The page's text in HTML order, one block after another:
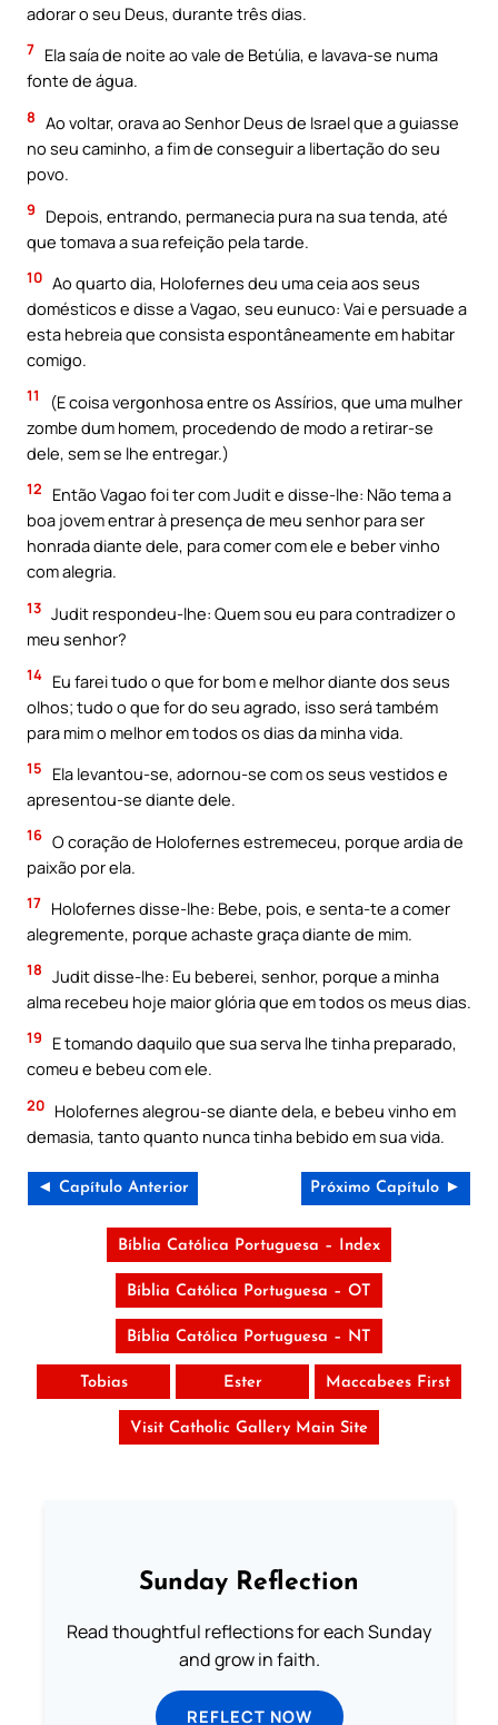
adorar o seu Deus, durante três dias.
7 Ela saía de noite ao vale de Betúlia, e lavava-se numa
fonte de água.
8 Ao voltar, orava ao Senhor Deus de Israel que a guiasse
no seu caminho, a fim de conseguir a libertação do seu
povo.
9
Depois, entrando, permanecia pura na sua tenda, até
que tomava a sua refeição pela tarde.
10 Ao quarto dia, Holofernes deu uma ceia aos seus
domésticos e disse a Vagao, seu eunuco: Vai e persuade a
esta hebreia que consista espontâneamente em habitar
comigo.
11
(E coisa vergonhosa entre os Assírios, que uma mulher
zombe dum homem, procedendo de modo a retirar-se
dele, sem se lhe entregar.)
12
Então Vagao foi ter com Judit e disse-lhe: Não tema a
boa jovem entrar à presença de meu senhor para ser
honrada diante dele, para comer com ele e beber vinho
com alegria.
13 Judit respondeu-lhe: Quem sou eu para contradizer o
meu senhor?
14 Eu farei tudo o que for bom e melhor diante dos seus
olhos; tudo o que for do seu agrado, isso será também
para mim o melhor em todos os dias da minha vida.
15
Ela levantou-se, adornou-se com os seus vestidos e
apresentou-se diante dele.
16 O coração de Holofernes estremeceu, porque ardia de
paixão por ela.
17 Holofernes disse-lhe: Bebe, pois, e senta-te a comer
alegremente, porque achaste graça diante de mim.
18 Judit disse-lhe: Eu beberei, senhor, porque a minha
alma recebeu hoje maior glória que em todos os meus dias.
19
E tomando daquilo que sua serva lhe tinha preparado,
comeu e bebeu com ele.
20 Holofernes alegrou-se diante dela, e bebeu vinho em
demasia, tanto quanto nunca tinha bebido em sua vida.
◄ Capítulo Anterior Próximo Capítulo ►
Bíblia Católica Portuguesa – Index
Bíblia Católica Portuguesa – OT
Bíblia Católica Portuguesa – NT
Tobias Ester Maccabees First
Visit Catholic Gallery Main Site
Sunday Reflection
Read thoughtful reflections for each Sunday
and grow in faith.
REFLECT NOW